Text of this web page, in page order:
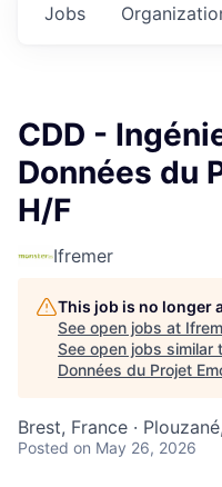
Jobs
CDD -
Données du
H/F
Ifremer
This job is no longer
See open jobs at
See open jobs similar
Données du Projet
Brest, France ·
Posted on May 26, 2026